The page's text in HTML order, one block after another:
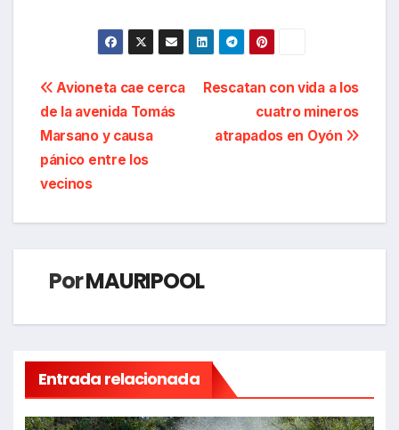
Navegación
de
entradas
Rescatan con vida a los
cuatro mineros
atrapados en Oyón
Avioneta cae cerca
de la avenida Tomás
Marsano y causa
pánico entre los
vecinos
PorMAURIPOOL
Entrada relacionada